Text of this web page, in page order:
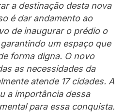
a destinação desta nova
é dar andamento ao
de inaugurar o prédio o
um espaço que
forma digna. O novo
as necessidades da
atende 17 cidades. A
a importância dessa
para essa conquista.